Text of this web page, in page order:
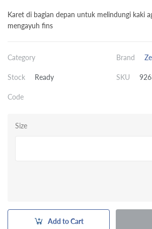
Karet di bagian depan untuk melindungi kaki
mengayuh fins
Category Brand
Stock Ready SKU
Code
Size
Add to Cart